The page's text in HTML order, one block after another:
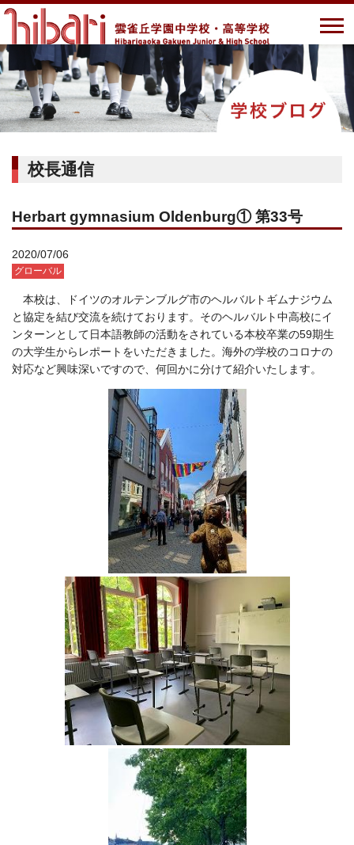
校長通信
Herbart gymnasium Oldenburg① 第33号
2020/07/06
グローバル
本校は、ドイツのオルテンブルグ市のヘルバルトギムナジウム
と協定を結び交流を続けております。そのヘルバルト中高校にイ
ンターンとして日本語教師の活動をされている本校卒業の59期生
の大学生からレポートをいただきました。海外の学校のコロナの
対応など興味深いですので、何回かに分けて紹介いたします。